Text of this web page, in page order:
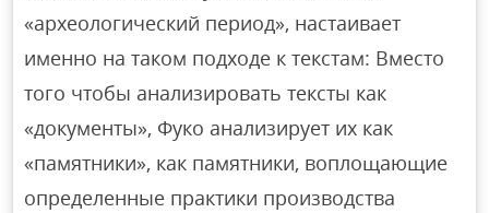
«археологический период», настаивает
именно на таком подходе к текстам: Вместо
того чтобы анализировать тексты как
«документы», Фуко анализирует их как
«памятники», как памятники, воплощающие
определенные практики производства